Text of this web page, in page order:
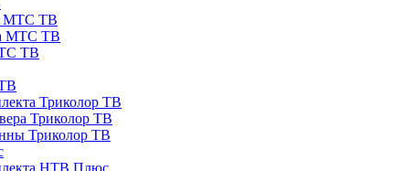
МТС ТВ
МТС ТВ
ТВ
Триколор ТВ
Триколор ТВ
Триколор ТВ
НТВ Плюс